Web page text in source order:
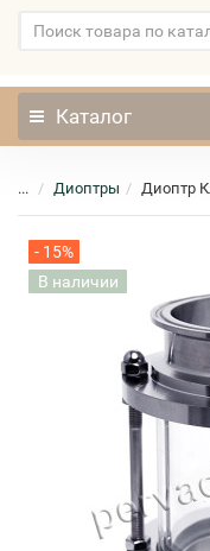
Каталог
... Диоптры Диоптр
- 15%
В наличии